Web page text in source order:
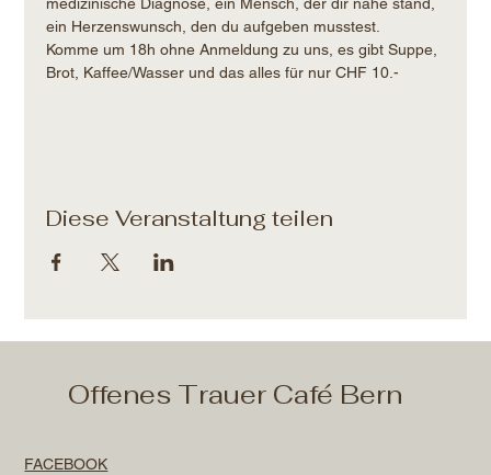
ein Herzenswunsch, den du aufgeben musstest.
Komme um 18h ohne Anmeldung zu uns, es gibt Suppe,
Brot, Kaffee/Wasser und das alles für nur CHF 10.-
Diese Veranstaltung teilen
Offenes Trauer Café Bern
FACEBOOK